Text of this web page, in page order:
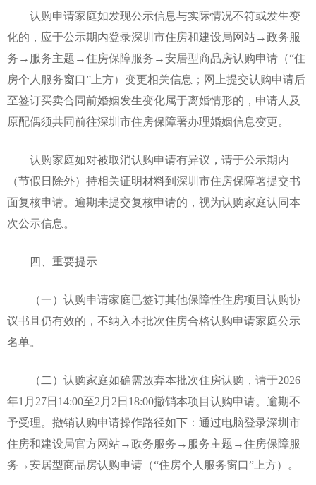
认购申请家庭如发现公示信息与实际情况不符或发生变
化的，应于公示期内登录深圳市住房和建设局网站→政务服
务→服务主题→住房保障服务→安居型商品房认购申请（“住
房个人服务窗口”上方）变更相关信息；网上提交认购申请后
至签订买卖合同前婚姻发生变化属于离婚情形的，申请人及
原配偶须共同前往深圳市住房保障署办理婚姻信息变更。
认购家庭如对被取消认购申请有异议，请于公示期内
（节假日除外）持相关证明材料到深圳市住房保障署提交书
面复核申请。逾期未提交复核申请的，视为认购家庭认同本
次公示信息。
四、重要提示
（一）认购申请家庭已签订其他保障性住房项目认购协
议书且仍有效的，不纳入本批次住房合格认购申请家庭公示
名单。
（二）认购家庭如确需放弃本批次住房认购，请于2026
年1月27日14:00至2月2日18:00撤销本项目认购申请。逾期不
予受理。撤销认购申请操作路径如下：通过电脑登录深圳市
住房和建设局官方网站→政务服务→服务主题→住房保障服
务→安居型商品房认购申请（“住房个人服务窗口”上方）。